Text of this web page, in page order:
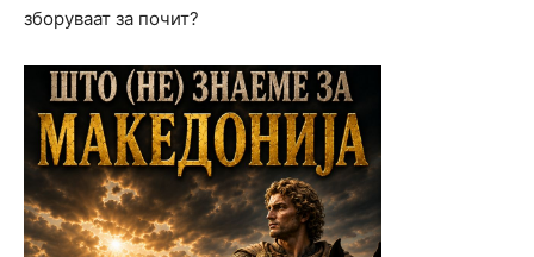
зборуваат за почит?